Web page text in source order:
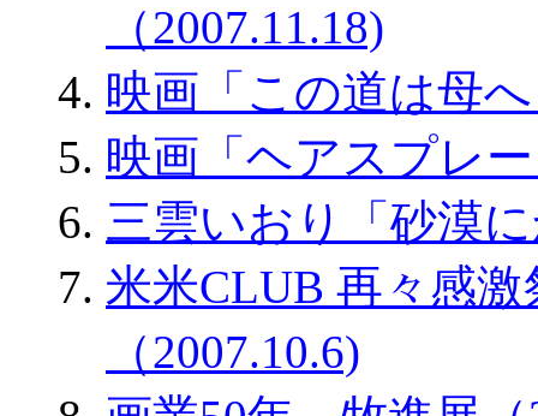
（2007.11.18)
映画「この道は母
映画「ヘアスプレ
三雲いおり「砂漠
米米CLUB 再々感
（2007.10.6)